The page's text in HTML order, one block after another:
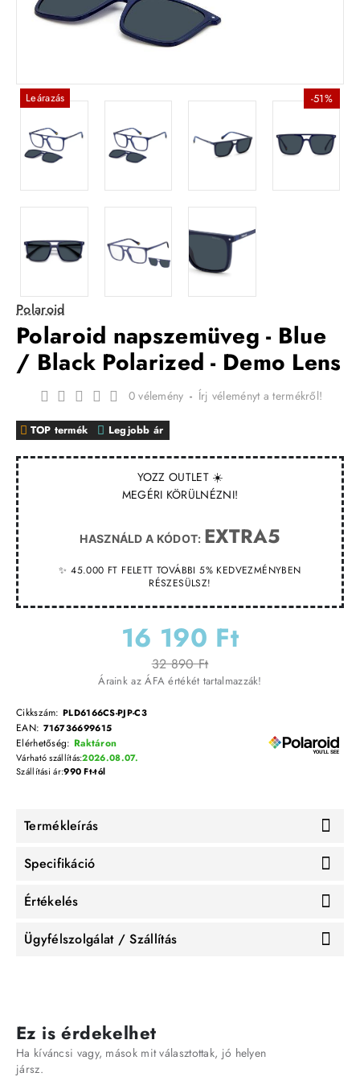
Leárazás -51%
Polaroid
Polaroid napszemüveg - Blue
/ Black Polarized - Demo Lens
YOZZ OUTLET ☀️
MEGÉRI KÖRÜLNÉZNI!
HASZNÁLD A KÓDOT: EXTRA5
✨ 45.000 FT FELETT TOVÁBBI 5% KEDVEZMÉNYBEN
RÉSZESÜLSZ!
TOP termék Legjobb ár
0 vélemény - Írj véleményt a termékről!
16 190 Ft
32 890 Ft
Áraink az ÁFA értékét tartalmazzák!
Cikkszám: PLD6166CS-PJP-C3
EAN: 716736699615
Elérhetőség: Raktáron
Várható szállítás:2026.08.07.
Szállítási ár:990 Ft-tól
Termékleírás
Specifikáció
Értékelés
Ügyfélszolgálat / Szállítás
Ez is érdekelhet
Ha kíváncsi vagy, mások mit választottak, jó helyen
jársz.